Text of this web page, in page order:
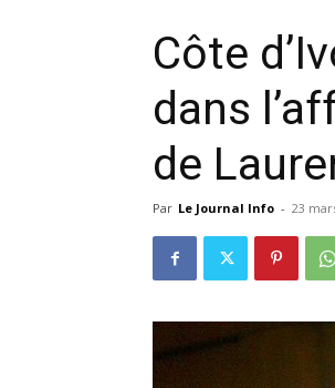
Côte
dans
de
Par Le Journal Info - 23